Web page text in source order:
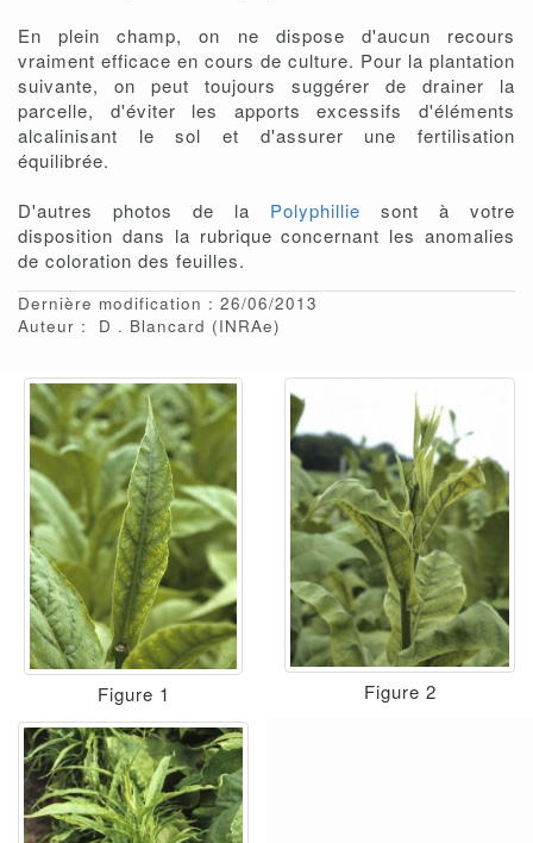
En plein champ, on ne dispose d'aucun recours
vraiment efficace en cours de culture. Pour la plantation
suivante, on peut toujours suggérer de drainer la
parcelle, d'éviter les apports excessifs d'éléments
alcalinisant le sol et d'assurer une fertilisation
équilibrée.
D'autres photos de la Polyphillie sont à votre
disposition dans la rubrique concernant les anomalies
de coloration des feuilles.
Dernière modification : 26/06/2013
Auteur :
D Blancard (INRAe)
Figure 1 Figure 2